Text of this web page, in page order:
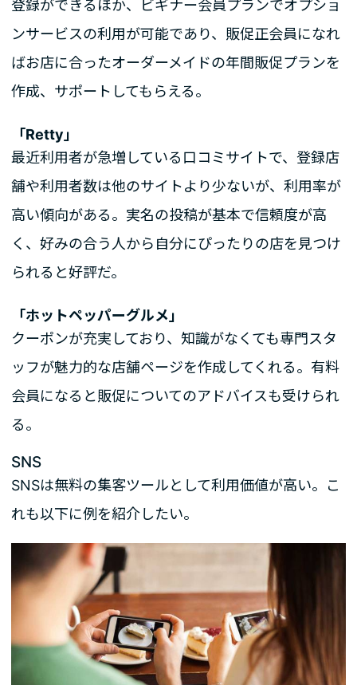
登録ができるほか、ビギナー会員プランでオプショ
ンサービスの利用が可能であり、販促正会員になれ
ばお店に合ったオーダーメイドの年間販促プランを
作成、サポートしてもらえる。
「Retty」
最近利用者が急増している口コミサイトで、登録店
舗や利用者数は他のサイトより少ないが、利用率が
高い傾向がある。実名の投稿が基本で信頼度が高
く、好みの合う人から自分にぴったりの店を見つけ
られると好評だ。
「ホットペッパーグルメ」
クーポンが充実しており、知識がなくても専門スタ
ッフが魅力的な店舗ページを作成してくれる。有料
会員になると販促についてのアドバイスも受けられ
る。
SNS
SNSは無料の集客ツールとして利用価値が高い。こ
れも以下に例を紹介したい。